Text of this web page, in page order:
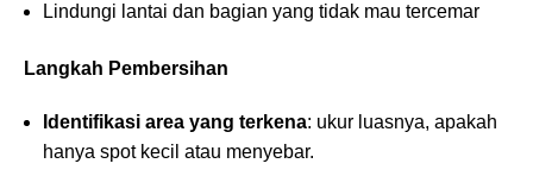
Lindungi lantai dan bagian yang tidak mau tercemar
Langkah Pembersihan
Identifikasi area yang terkena: ukur luasnya, apakah
hanya spot kecil atau menyebar.